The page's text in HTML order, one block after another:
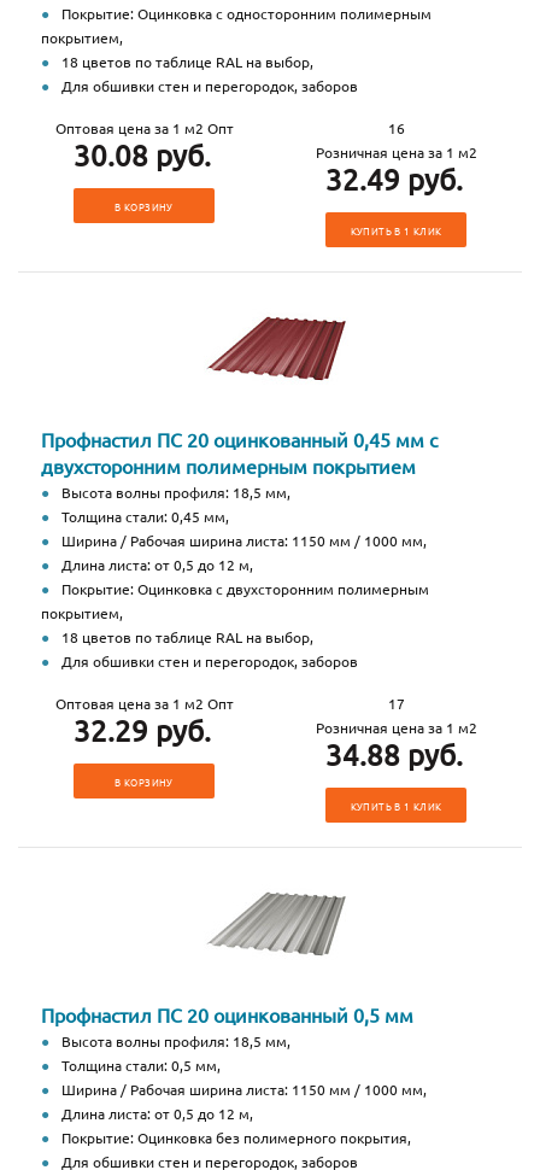
Покрытие: Оцинковка с односторонним полимерным
покрытием,
18 цветов по таблице RAL на выбор,
Для обшивки стен и перегородок, заборов
Оптовая цена за 1 м2 Опт
30.08 руб.
В КОРЗИНУ
16
Розничная цена за 1 м2
32.49 руб.
КУПИТЬ В 1 КЛИК
Профнастил ПС 20 оцинкованный 0,45 мм с
двухсторонним полимерным покрытием
Высота волны профиля: 18,5 мм,
Толщина стали: 0,45 мм,
Ширина / Рабочая ширина листа: 1150 мм / 1000 мм,
Длина листа: от 0,5 до 12 м,
Покрытие: Оцинковка с двухсторонним полимерным
покрытием,
18 цветов по таблице RAL на выбор,
Для обшивки стен и перегородок, заборов
Оптовая цена за 1 м2 Опт
32.29 руб.
В КОРЗИНУ
17
Розничная цена за 1 м2
34.88 руб.
КУПИТЬ В 1 КЛИК
Профнастил ПС 20 оцинкованный 0,5 мм
Высота волны профиля: 18,5 мм,
Толщина стали: 0,5 мм,
Ширина / Рабочая ширина листа: 1150 мм / 1000 мм,
Длина листа: от 0,5 до 12 м,
Покрытие: Оцинковка без полимерного покрытия,
Для обшивки стен и перегородок, заборов